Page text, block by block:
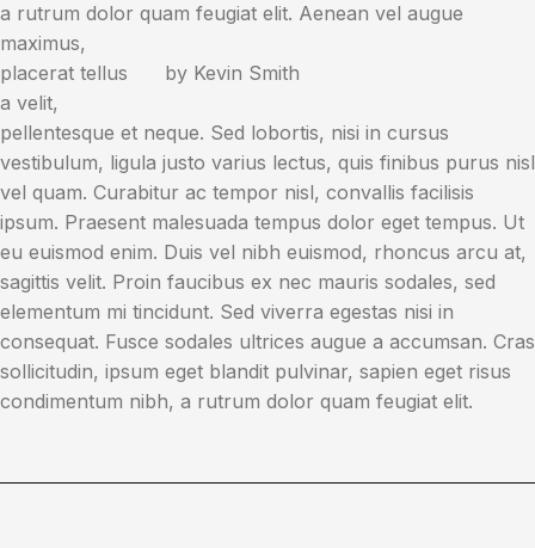
a rutrum dolor quam feugiat elit.
by Kevin Smith
Aenean vel augue
maximus,
placerat tellus
a velit,
pellentesque et neque. Sed lobortis, nisi in cursus
vestibulum, ligula justo varius lectus, quis finibus purus nisl
vel quam. Curabitur ac tempor nisl, convallis facilisis
ipsum. Praesent malesuada tempus dolor eget tempus. Ut
eu euismod enim. Duis vel nibh euismod, rhoncus arcu at,
sagittis velit. Proin faucibus ex nec mauris sodales, sed
elementum mi tincidunt. Sed viverra egestas nisi in
consequat. Fusce sodales ultrices augue a accumsan. Cras
sollicitudin, ipsum eget blandit pulvinar, sapien eget risus
condimentum nibh, a rutrum dolor quam feugiat elit.